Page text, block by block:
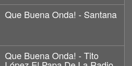
Que Buena Onda! - Santana
Que Buena Onda! - Tito